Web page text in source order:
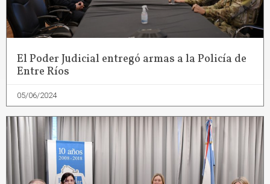
El Poder Judicial entregó armas a la Policía de
Entre Ríos
05/06/2024